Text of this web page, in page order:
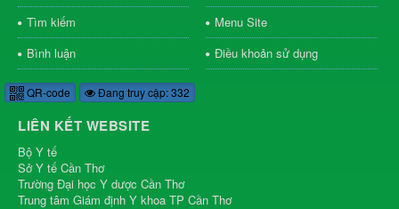
Tìm kiếm
Menu Site
Bình luận
Điều khoản sử dụng
QR-code Đang truy cập: 332
LIÊN KẾT WEBSITE
Bộ Y tế
Sở Y tế Cần Thơ
Trường Đại học Y dược Cần Thơ
Trung tâm Giám định Y khoa TP Cần Thơ